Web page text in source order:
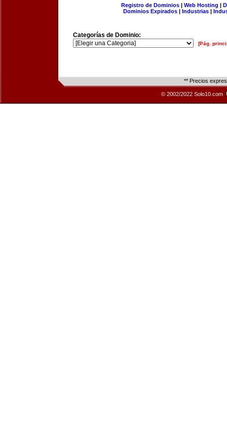
Registro de Dominios| Web Hosting |
Dominios Expirados | Industrias |
Categorías de Dominio:
[Pág.
** Precios
© 2002/2022 Solo10.com